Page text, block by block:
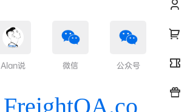
Alan说 微信 公众号
FreightQA.co